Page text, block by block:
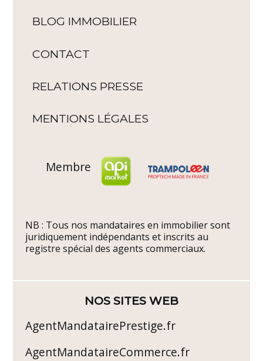
BLOG IMMOBILIER
CONTACT
RELATIONS PRESSE
MENTIONS LÉGALES
Membre
NB : Tous nos mandataires en immobilier sont
juridiquement indépendants et inscrits au
registre spécial des agents commerciaux.
NOS SITES WEB
AgentMandatairePrestige.fr
AgentMandataireCommerce.fr